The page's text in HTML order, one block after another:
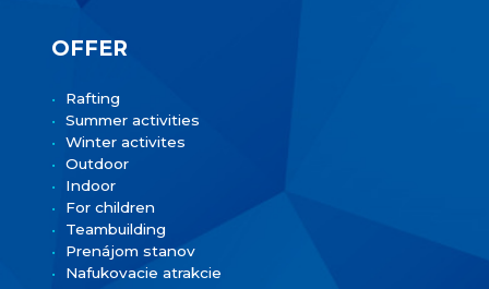
OFFER
Rafting
Summer activities
Winter activites
Outdoor
Indoor
For children
Teambuilding
Prenájom stanov
Nafukovacie atrakcie